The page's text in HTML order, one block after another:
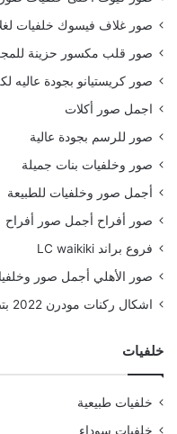
صور غلاف فيسوك خلفيات
صور قلب مكسور حزينة
صور كريستيانو بجودة عاليه
اجمل صور أكلات
صور للرسم بجودة عالية
صور وخلفيات بنات جميلة
أجمل صور وخلفيات للطبيعة
صور أفراح أجمل صور أفراح
فروع براند LC waikiki
صور الأهلي أجمل صور
اشكال ركنات مودرن 2022 بتصميمات رائعة
خلفيات
خلفيات طبيعية
خلفيات سوداء